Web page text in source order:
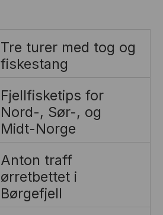
Tre turer med tog og
fiskestang
Fjellfisketips for
Nord-, Sør-, og
Midt-Norge
Anton traff
ørretbettet i
Børgefjell